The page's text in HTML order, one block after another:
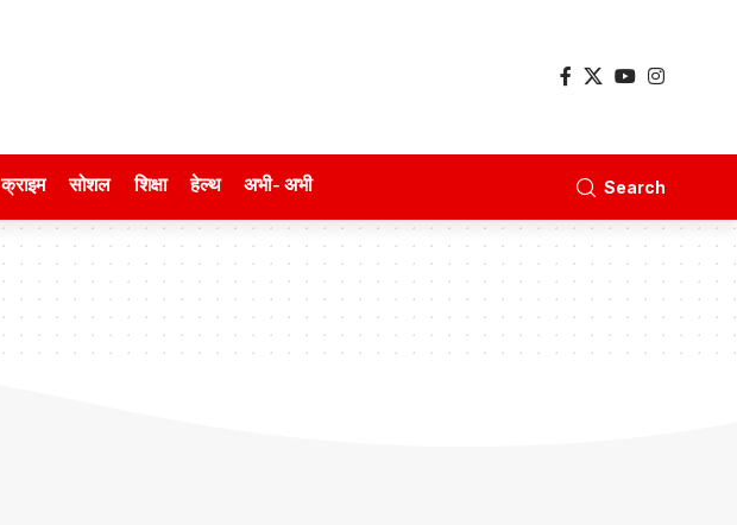
क्राइम सोशल शिक्षा हेल्थ अभी- अभी Search